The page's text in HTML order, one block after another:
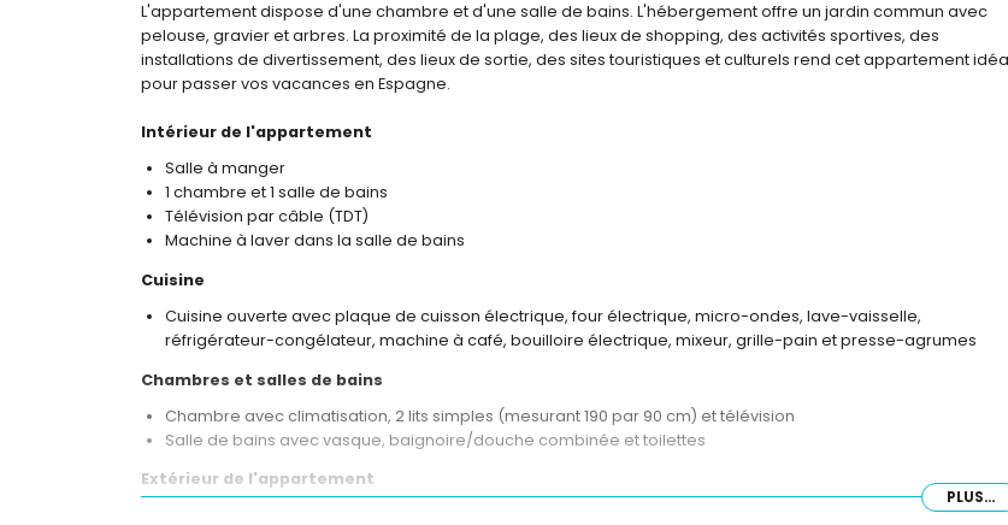
L'appartement dispose d'une chambre et d'une salle de bains. L'hébergement offre un jardin commun avec
pelouse, gravier et arbres. La proximité de la plage, des lieux de shopping, des activités sportives, des
installations de divertissement, des lieux de sortie, des sites touristiques et culturels rend cet appartement
pour passer vos vacances en Espagne.
Intérieur de l'appartement
Salle à manger
1 chambre et 1 salle de bains
Télévision par câble (TDT)
Machine à laver dans la salle de bains
Cuisine
Cuisine ouverte avec plaque de cuisson électrique, four électrique, micro-ondes, lave-vaisselle,
réfrigérateur-congélateur, machine à café, bouilloire électrique, mixeur, grille-pain et presse-agrumes
Chambres et salles de bains
Chambre avec climatisation, 2 lits simples (mesurant 190 par 90 cm) et télévision
Salle de bains avec vasque, baignoire/douche combinée et toilettes
Extérieur de l'appartement
PLUS...